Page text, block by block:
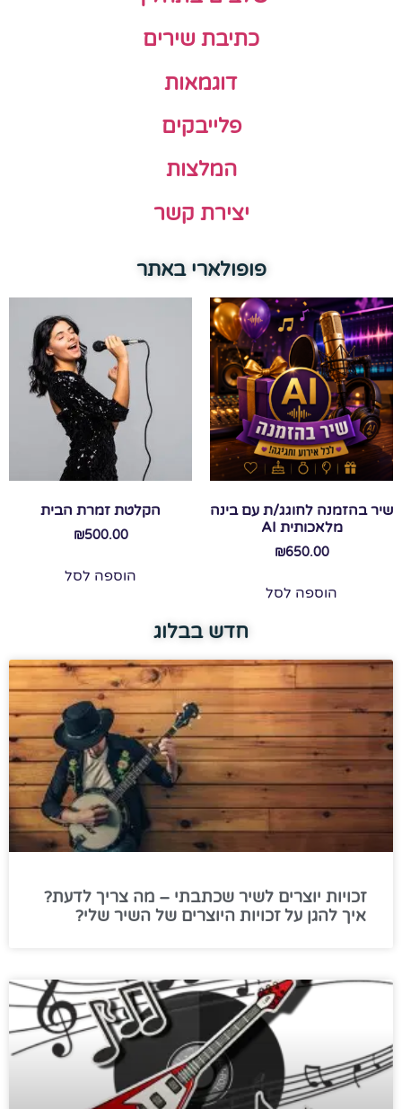
כתיבת שירים
דוגמאות
פלייבקים
המלצות
יצירת קשר
פופולארי באתר
שיר בהזמנה לחוגג/ת עם בינה
מלאכותית AI
₪650.00
הוספה לסל
הקלטת זמרת הבית
₪500.00
הוספה לסל
חדש בבלוג
זכויות יוצרים לשיר שכתבתי – מה צריך לדעת?
איך להגן על זכויות היוצרים של השיר שלי?